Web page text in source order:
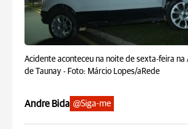
Acidente aconteceu na noite de sexta-feira na
de Taunay - Foto: Márcio Lopes/aRede
Andre Bida @Siga-me